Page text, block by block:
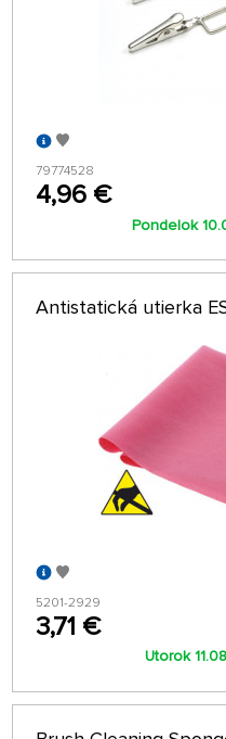
79774528
4,96 €
Pondelok
Antistatická utierka
5201-2929
3,71 €
Utorok